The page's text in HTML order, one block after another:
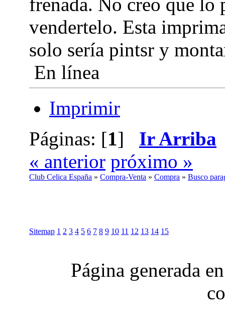
frenada. No creo que lo
vendertelo. Esta
solo sería pintsr y
En línea
Imprimir
Páginas: [1] Ir Arriba
« anterior próximo »
Club Celica España » Compra-Venta » Compra » Busco
Sitemap 1 2 3 4 5 6 7 8 9 10 11 12 13 14 15
Página generada